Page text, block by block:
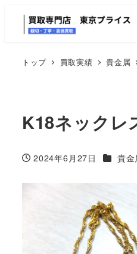
トップ 買取実績 貴金属
K18ネックレ
投稿日
2024年6月27日 カテゴリ
貴金